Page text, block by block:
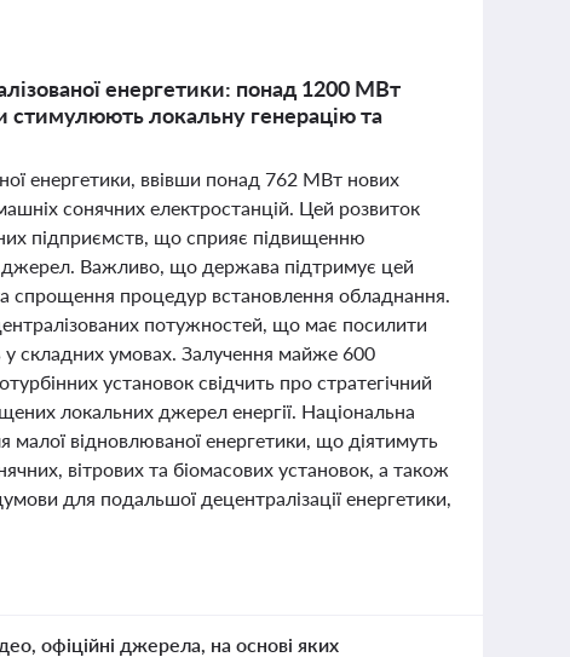
енергетики: понад 1200 МВт
стимулюють локальну генерацію та
енергетики, ввівши понад 762 МВт нових
сонячних електростанцій. Цей розвиток
підприємств, що сприяє підвищенню
джерел. Важливо, що держава підтримує цей
спрощення процедур встановлення обладнання.
потужностей, що має посилити
у складних умовах. Залучення майже 600
установок свідчить про стратегічний
локальних джерел енергії. Національна
малої відновлюваної енергетики, що діятимуть
вітрових та біомасових установок, а також
для подальшої децентралізації енергетики,
офіційні джерела, на основі яких